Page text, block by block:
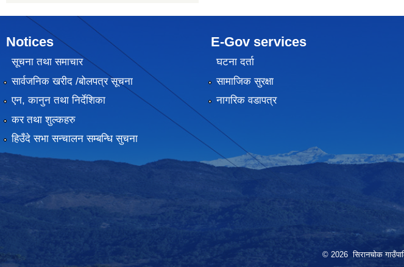
Notices
सूचना तथा समाचार
सार्वजनिक खरीद /बोलपत्र सूचना
एन, कानुन तथा निर्देशिका
कर तथा शुल्कहरु
हिउँदे सभा सन्चालन सम्बन्धि सुचना
E-Gov services
घटना दर्ता
सामाजिक सुरक्षा
नागरिक वडापत्र
© 2026 सिरानचोक